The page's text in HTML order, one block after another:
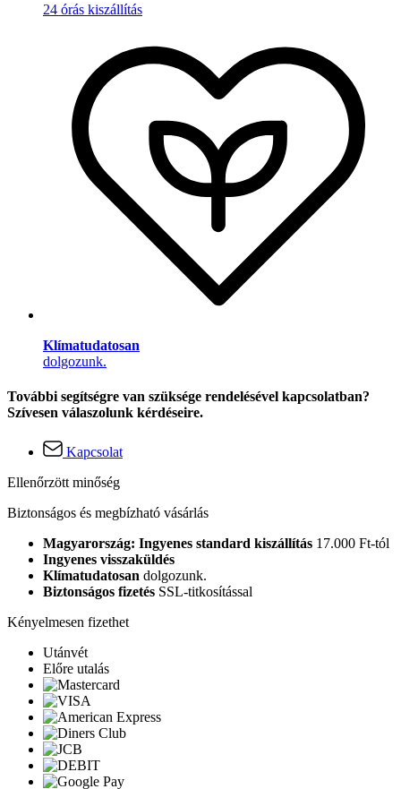
24 órás kiszállítás
Klímatudatosan
dolgozunk.
További segítségre van szüksége rendelésével kapcsolatban?
Szívesen válaszolunk kérdéseire.
Kapcsolat
Ellenőrzött minőség
Biztonságos és megbízható vásárlás
Magyarország: Ingyenes standard kiszállítás 17.000 Ft-tól
Ingyenes visszaküldés
Klímatudatosan dolgozunk.
Biztonságos fizetés SSL-titkosítással
Kényelmesen fizethet
Utánvét
Előre utalás